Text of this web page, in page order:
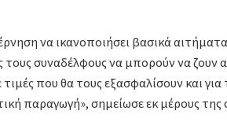
να ικανοποιήσει βασικά
συναδέλφους να μπορούν να ζουν
που θα τους εξασφαλίσουν και για
παραγωγή», σημείωσε εκ μέρους της